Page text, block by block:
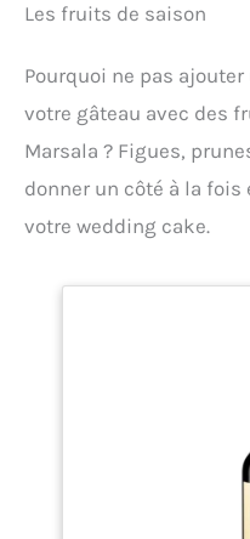
rouleau mesure 33
figure.
n'importe quelle
général. Large
mariage de jardin de
mariée, décoration
vêtements,
convient aux
Les fruits de saison
Pourquoi ne pas
votre gâteau avec des
Marsala ? Figues,
donner un côté à la
votre wedding cake.